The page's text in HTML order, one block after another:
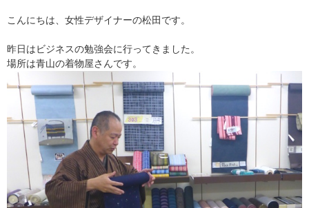
こんにちは、女性デザイナーの松田です。
昨日はビジネスの勉強会に行ってきました。
場所は青山の着物屋さんです。